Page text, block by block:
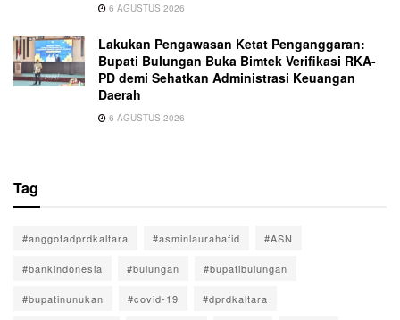
6 AGUSTUS 2026
Lakukan Pengawasan Ketat Penganggaran:
Bupati Bulungan Buka Bimtek Verifikasi RKA-
PD demi Sehatkan Administrasi Keuangan
Daerah
6 AGUSTUS 2026
Tag
#anggotadprdkaltara #asminlaurahafid #ASN
#bankindonesia #bulungan #bupatibulungan
#bupatinunukan #covid-19 #dprdkaltara